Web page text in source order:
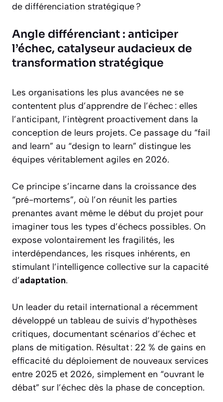
de différenciation stratégique ?
Angle différenciant : anticiper
l’échec, catalyseur audacieux de
transformation stratégique
Les organisations les plus avancées ne se
contentent plus d’apprendre de l’échec : elles
l’anticipant, l’intègrent proactivement dans la
conception de leurs projets. Ce passage du “fail
and learn” au “design to learn” distingue les
équipes véritablement agiles en 2026.
Ce principe s’incarne dans la croissance des
“pré-mortems”, où l’on réunit les parties
prenantes avant même le début du projet pour
imaginer tous les types d’échecs possibles. On
expose volontairement les fragilités, les
interdépendances, les risques inhérents, en
stimulant l’intelligence collective sur la capacité
d’adaptation.
Un leader du retail international a récemment
développé un tableau de suivis d’hypothèses
critiques, documentant scénarios d’échec et
plans de mitigation. Résultat : 22 % de gains en
efficacité du déploiement de nouveaux services
entre 2025 et 2026, simplement en “ouvrant le
débat” sur l’échec dès la phase de conception.